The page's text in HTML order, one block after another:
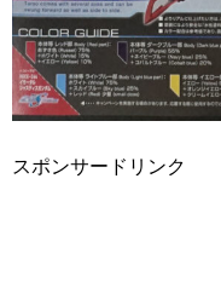
スポンサードリンク